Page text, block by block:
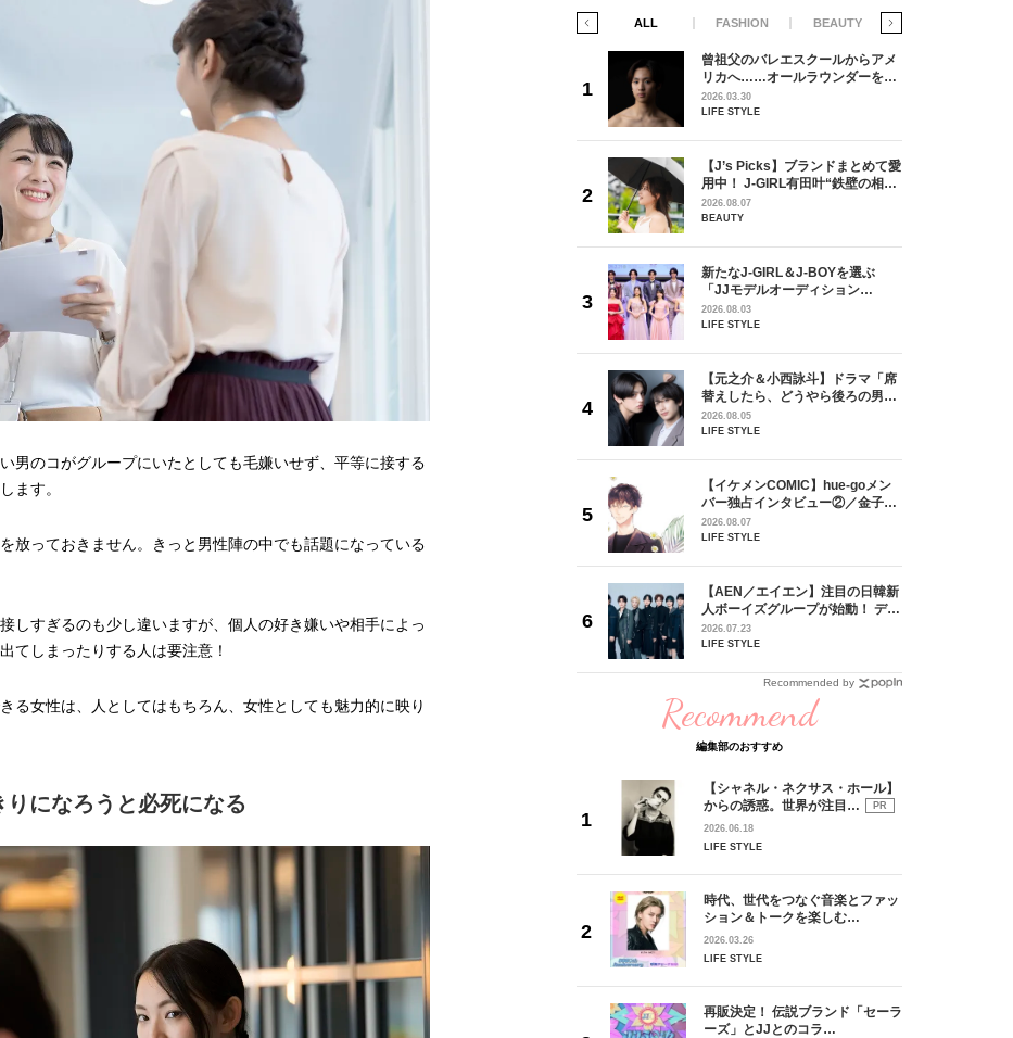
男のコがグループにいたとしても毛嫌いせず、平等に接する
ます。
放っておきません。きっと男性陣の中でも話題になっている
しすぎるのも少し違いますが、個人の好き嫌いや相手によっ
出てしまったりする人は要注意！
る女性は、人としてはもちろん、女性としても魅力的に映り
りになろうと必死になる
ALL FASHION BEAUTY
【J’s Picks】ブランドまとめて愛
用中！ J-GIRL有田叶“鉄壁の相
棒”〈ビューティ＆ファッション
【JJ専属モデルの素顔】ビューテ
ィ大好き！ 松川 星のお気に入り
コスメをCHECK
2025.12.16
BEAUTY
【J’s Picks】J-GIRL早坂萌香の
徹底した日焼けケア！ でも、いち
ばん大切なのは…〈ビューティ＆
ファッション夏の必需品〉
2026.07.24
BEAUTY
【JJ専属モデルの素顔】ホ・ジウ
ォンの愛用スキンケアは敏感肌向
け2025.12.09
BEAUTY
2025.12.19
BEAUTY
vol.29 三宅啄未さん
占インタビュー。7人の魅力に迫
ります♪
LIFE STYLE
ィストを目指すきかっけとなった
2025.10.20
曾祖父のバレエスクールからアメ
リカへ……オールラウンダーを目
指すダンサーは踊ることが好きす
ぎる【王子様の推しドコロ】
2026.03.30
LIFE STYLE
【J’s Picks】ブランドまとめて愛
用中！ J-GIRL有田叶“鉄壁の相
棒”〈ビューティ＆ファッション
夏の必需品〉
2026.08.07
BEAUTY
新たなJ-GIRL＆J-BOYを選ぶ
「JJモデルオーディション
2027」が募集開始！ 予選ブロッ
クは候補生の“魅力”を重視した
2026.08.03
LIFE STYLE
【元之介＆小西詠斗】ドラマ「席
替えしたら、どうやら後ろの男が
どうやら俺のこと好きらしい」放
送記念インタビュー♡ 「自然と詠
2026.08.05
LIFE STYLE
【イケメンCOMIC】hue-goメン
バー独占インタビュー②／金子玄
矢「感情をズバーッと言葉にでき
た時は幸せ〜」
2026.08.07
LIFE STYLE
【AEN／エイエン】注目の日韓新
人ボーイズグループが始動！ デビ
ュー目前のフレッシュな面々を独
占インタビュー。7人の魅力に迫
2026.07.23
LIFE STYLE
Recommended by
Recommend
編集部のおすすめ
【シャネル・ネクサス・ホール】
からの誘惑。世界が注目…
PR
2026.06.18
LIFE STYLE
時代、世代をつなぐ音楽とファッ
ション＆トークを楽しむ…
2026.03.26
LIFE STYLE
再販決定！ 伝説ブランド「セーラ
ーズ」とJJとのコラ…